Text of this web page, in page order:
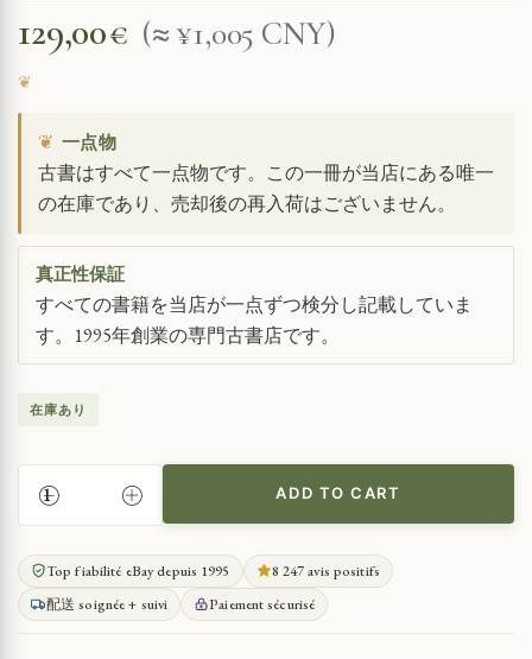
129,00€ (≈ ¥1,005 CNY)
❦ 一点物
古書はすべて一点物です。この一冊が当店にある唯一
の在庫であり、売却後の再入荷はございません。
真正性保証
すべての書籍を当店が一点ずつ検分し記載していま
す。1995年創業の専門古書店です。
在庫あり
レ
メ
ン
ス
14
ADD TO CART
Top fiabilité eBay depuis 1995
8 247 avis positifs
配送 soignée + suivi
Paiement sécurisé